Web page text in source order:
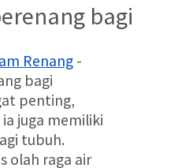
bagi
Renang -
bagi
penting,
juga memiliki
tubuh.
olah raga air